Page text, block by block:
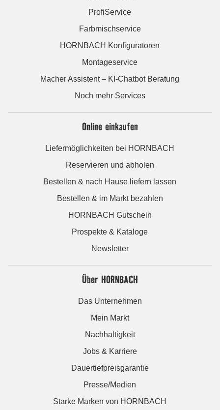
ProfiService
Farbmischservice
HORNBACH Konfiguratoren
Montageservice
Macher Assistent – KI-Chatbot Beratung
Noch mehr Services
Online einkaufen
Liefermöglichkeiten bei HORNBACH
Reservieren und abholen
Bestellen & nach Hause liefern lassen
Bestellen & im Markt bezahlen
HORNBACH Gutschein
Prospekte & Kataloge
Newsletter
Über HORNBACH
Das Unternehmen
Mein Markt
Nachhaltigkeit
Jobs & Karriere
Dauertiefpreisgarantie
Presse/Medien
Starke Marken von HORNBACH